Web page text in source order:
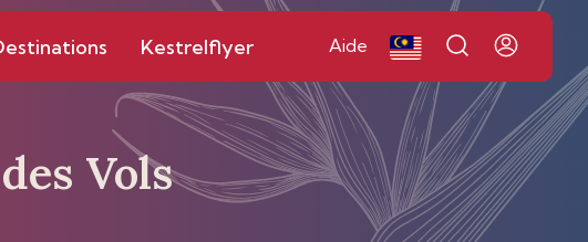
Kestrelflyer Aide
Vols